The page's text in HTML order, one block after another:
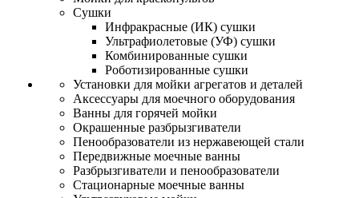
Сушки
Инфракрасные (ИК) сушки
Ультрафиолетовые (УФ) сушки
Комбинированные сушки
Роботизированные сушки
Установки для мойки агрегатов и деталей
Аксессуары для моечного оборудования
Ванны для горячей мойки
Окрашенные разбрызгиватели
Пенообразователи из нержавеющей стали
Передвижные моечные ванны
Разбрызгиватели и пенообразователи
Стационарные моечные ванны